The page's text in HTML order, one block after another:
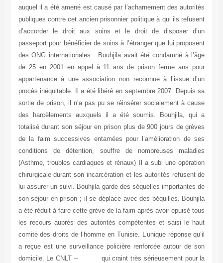
auquel il a été amené est causé par l’acharnement des autorités
publiques contre cet ancien prisonnier politique à qui ils refusent
d’accorder le droit aux soins et le droit de disposer d’un
passeport pour bénéficier de soins à l’étranger que lui proposent
des ONG internationales. Bouhjila avait été condamné à l’âge
de 25 en 2001 en appel à 11 ans de prison ferme ans pour
appartenance à une association non reconnue à l’issue d’un
procès inéquitable. Il a été libéré en septembre 2007. Depuis sa
sortie de prison, il n’a pas pu se réinsérer socialement à cause
des harcèlements auxquels il a été soumis. Bouhjila, qui a
totalisé durant son séjour en prison plus de 900 jours de grèves
de la faim successives entamées pour l’amélioration de ses
conditions de détention, souffre de nombreuses maladies
(Asthme, troubles cardiaques et rénaux) Il a subi une opération
chirurgicale durant son incarcération et les autorités refusent de
lui assurer un suivi. Bouhjila garde des séquelles importantes de
son séjour en prison ; il se déplace avec des béquilles. Bouhjila
a été réduit à faire cette grève de la faim après avoir épuisé tous
les recours auprès des autorités compétentes et saisi le haut
comité des droits de l’homme en Tunisie. L’unique réponse qu’il
a reçue est une surveillance policière renforcée autour de son
domicile. Le CNLT – qui craint très sérieusement pour la